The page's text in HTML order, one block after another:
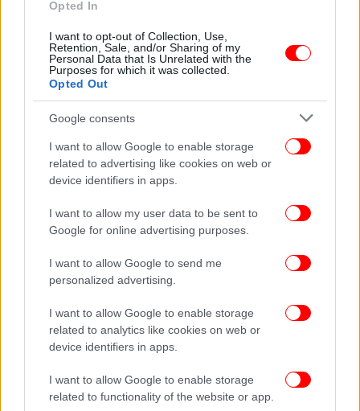
Opted In
I want to opt-out of Collection, Use,
Retention, Sale, and/or Sharing of my
Personal Data that Is Unrelated with the
Purposes for which it was collected.
Opted Out
Google consents
I want to allow Google to enable storage
related to advertising like cookies on web or
device identifiers in apps.
I want to allow my user data to be sent to
Google for online advertising purposes.
I want to allow Google to send me
personalized advertising.
I want to allow Google to enable storage
related to analytics like cookies on web or
device identifiers in apps.
I want to allow Google to enable storage
related to functionality of the website or app.
Λουτρό αίματος στη νέα σφαγή στη Συρία, με
πάνω από 1.300 νεκρούς -Σε συνθήκες
εμφυλίου η χώρα
ΚΟΣΜΟΣ 06/02/2025 17:28
ΗΠΑ: Ο Τραμπ θα υπογράψει διάταγμα με στόχο
την «καταπολέμηση της προκατάληψης κατά
των Χριστιανών»